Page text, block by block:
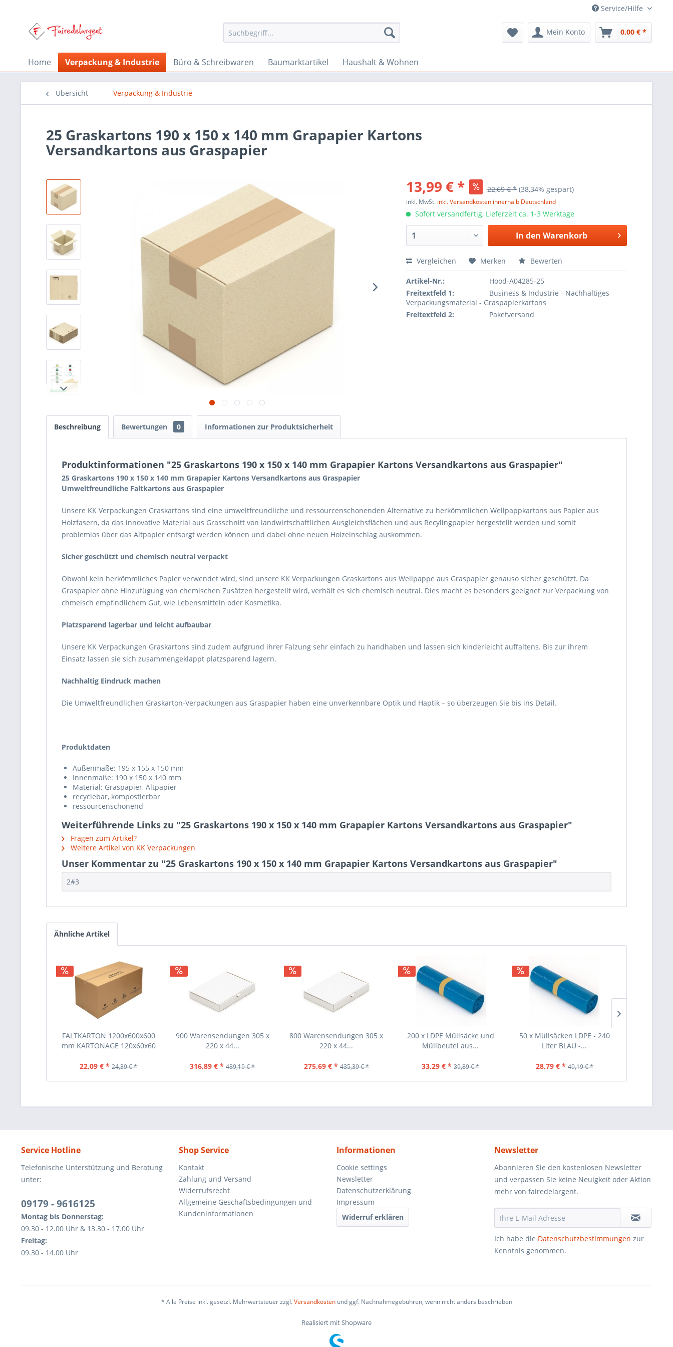
Service/Hilfe
Mein Konto 0,00 € *
Home Verpackung & Industrie Büro & Schreibwaren Baumarktartikel Haushalt & Wohnen
Übersicht Verpackung & Industrie
25 Graskartons 190 x 150 x 140 mm Grapapier Kartons
Versandkartons aus Graspapier
13,99 € *
22,69 € * (38,34% gespart)
inkl. MwSt. inkl. Versandkosten innerhalb Deutschland
Sofort versandfertig, Lieferzeit ca. 1-3 Werktage
In den Warenkorb
Vergleichen Merken Bewerten
Artikel-Nr.:
Hood-A04285-25
Freitextfeld 1:
Business & Industrie - Nachhaltiges
Verpackungsmaterial - Graspapierkartons
Freitextfeld 2:
Paketversand
Beschreibung Bewertungen 0 Informationen zur Produktsicherheit
Produktinformationen "25 Graskartons 190 x 150 x 140 mm Grapapier Kartons Versandkartons aus Graspapier"
25 Graskartons 190 x 150 x 140 mm Grapapier Kartons Versandkartons aus Graspapier
Umweltfreundliche Faltkartons aus Graspapier
Unsere KK Verpackungen Graskartons sind eine umweltfreundliche und ressourcenschonenden Alternative zu herkömmlichen Wellpappkartons aus Papier aus
Holzfasern, da das innovative Material aus Grasschnitt von landwirtschaftlichen Ausgleichsflächen und aus Recylingpapier hergestellt werden und somit
problemlos über das Altpapier entsorgt werden können und dabei ohne neuen Holzeinschlag auskommen.
Sicher geschützt und chemisch neutral verpackt
Obwohl kein herkömmliches Papier verwendet wird, sind unsere KK Verpackungen Graskartons aus Wellpappe aus Graspapier genauso sicher geschützt. Da
Graspapier ohne Hinzufügung von chemischen Zusätzen hergestellt wird, verhält es sich chemisch neutral. Dies macht es besonders geeignet zur Verpackung von
chmeisch empfindlichem Gut, wie Lebensmitteln oder Kosmetika.
Platzsparend lagerbar und leicht aufbaubar
Unsere KK Verpackungen Graskartons sind zudem aufgrund ihrer Falzung sehr einfach zu handhaben und lassen sich kinderleicht auffaltens. Bis zur ihrem
Einsatz lassen sie sich zusammengeklappt platzsparend lagern.
Nachhaltig Eindruck machen
Die Umweltfreundlichen Graskarton-Verpackungen aus Graspapier haben eine unverkennbare Optik und Haptik – so überzeugen Sie bis ins Detail.
Produktdaten
Außenmaße: 195 x 155 x 150 mm
Innenmaße: 190 x 150 x 140 mm
Material: Graspapier, Altpapier
recyclebar, kompostierbar
ressourcenschonend
Weiterführende Links zu "25 Graskartons 190 x 150 x 140 mm Grapapier Kartons Versandkartons aus Graspapier"
Fragen zum Artikel?
Weitere Artikel von KK Verpackungen
Unser Kommentar zu "25 Graskartons 190 x 150 x 140 mm Grapapier Kartons Versandkartons aus Graspapier"
2#3
Ähnliche Artikel
FALTKARTON 1200x600x600
mm KARTONAGE 120x60x60
22,09 € * 24,39 € *
900 Warensendungen 305 x
220 x 44...
316,89 € * 489,19 € *
800 Warensendungen 305 x
220 x 44...
275,69 € * 435,39 € *
200 x LDPE Müllsäcke und
Müllbeutel aus...
33,29 € * 39,89 € *
50 x Müllsäcken LDPE - 240
Liter BLAU -...
28,79 € * 49,19 € *
Service Hotline
Telefonische Unterstützung und Beratung
unter:
09179 - 9616125
Montag bis Donnerstag:
09.30 - 12.00 Uhr & 13.30 - 17.00 Uhr
Freitag:
09.30 - 14.00 Uhr
Shop Service
Kontakt
Zahlung und Versand
Widerrufsrecht
Allgemeine Geschäftsbedingungen und
Kundeninformationen
Informationen
Cookie settings
Newsletter
Datenschutzerklärung
Impressum
Widerruf erklären
Newsletter
Abonnieren Sie den kostenlosen Newsletter
und verpassen Sie keine Neuigkeit oder Aktion
mehr von fairedelargent.
Ich habe die Datenschutzbestimmungen zur
Kenntnis genommen.
* Alle Preise inkl. gesetzl. Mehrwertsteuer zzgl.Versandkostenund ggf. Nachnahmegebühren, wenn nicht anders beschrieben
Realisiert mit Shopware